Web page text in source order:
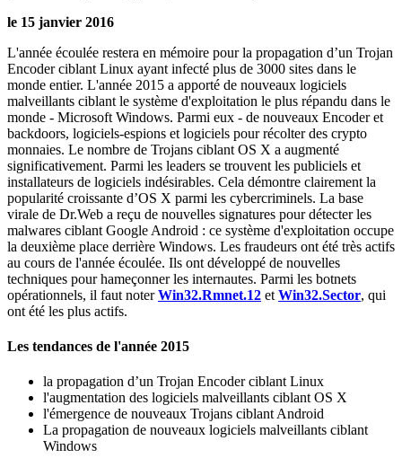
le 15 janvier 2016
L'année écoulée restera en mémoire pour la propagation d’un Trojan
Encoder ciblant Linux ayant infecté plus de 3000 sites dans le
monde entier. L'année 2015 a apporté de nouveaux logiciels
malveillants ciblant le système d'exploitation le plus répandu dans le
monde - Microsoft Windows. Parmi eux - de nouveaux Encoder et
backdoors, logiciels-espions et logiciels pour récolter des crypto
monnaies. Le nombre de Trojans ciblant OS X a augmenté
significativement. Parmi les leaders se trouvent les publiciels et
installateurs de logiciels indésirables. Cela démontre clairement la
popularité croissante d’OS X parmi les cybercriminels. La base
virale de Dr.Web a reçu de nouvelles signatures pour détecter les
malwares ciblant Google Android : ce système d'exploitation occupe
la deuxième place derrière Windows. Les fraudeurs ont été très actifs
au cours de l'année écoulée. Ils ont développé de nouvelles
techniques pour hameçonner les internautes. Parmi les botnets
opérationnels, il faut noterWin32.Rmnet.12 et Win32.Sector, qui
ont été les plus actifs.
Les tendances de l'année 2015
la propagation d’un Trojan Encoder ciblant Linux
l'augmentation des logiciels malveillants ciblant OS X
l'émergence de nouveaux Trojans ciblant Android
La propagation de nouveaux logiciels malveillants ciblant
Windows